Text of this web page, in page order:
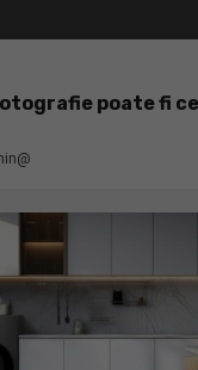
poate fi